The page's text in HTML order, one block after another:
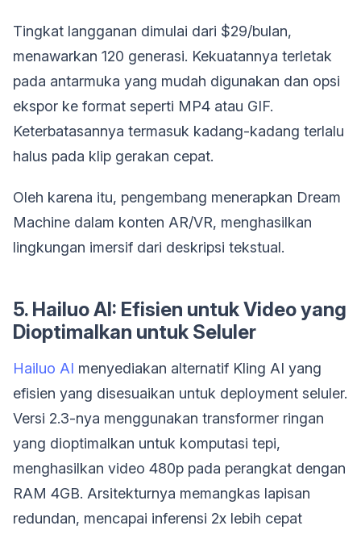
Tingkat langganan dimulai dari $29/bulan,
menawarkan 120 generasi. Kekuatannya terletak
pada antarmuka yang mudah digunakan dan opsi
ekspor ke format seperti MP4 atau GIF.
Keterbatasannya termasuk kadang-kadang terlalu
halus pada klip gerakan cepat.
Oleh karena itu, pengembang menerapkan Dream
Machine dalam konten AR/VR, menghasilkan
lingkungan imersif dari deskripsi tekstual.
5. Hailuo AI: Efisien untuk Video yang
Dioptimalkan untuk Seluler
Hailuo AI menyediakan alternatif Kling AI yang
efisien yang disesuaikan untuk deployment seluler.
Versi 2.3-nya menggunakan transformer ringan
yang dioptimalkan untuk komputasi tepi,
menghasilkan video 480p pada perangkat dengan
RAM 4GB. Arsitekturnya memangkas lapisan
redundan, mencapai inferensi 2x lebih cepat